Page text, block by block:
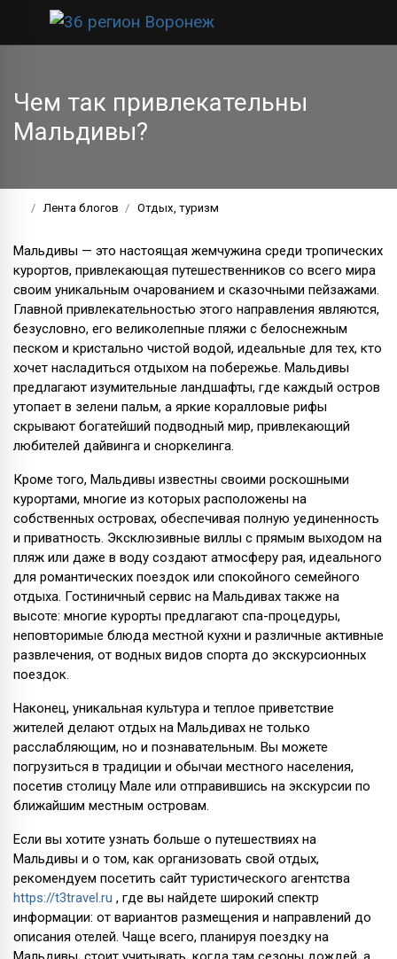
Чем так привлекательны
Мальдивы?
Лента блогов Отдых, туризм
Мальдивы — это настоящая жемчужина среди тропических
курортов, привлекающая путешественников со всего мира
своим уникальным очарованием и сказочными пейзажами.
Главной привлекательностью этого направления являются,
безусловно, его великолепные пляжи с белоснежным
песком и кристально чистой водой, идеальные для тех, кто
хочет насладиться отдыхом на побережье. Мальдивы
предлагают изумительные ландшафты, где каждый остров
утопает в зелени пальм, а яркие коралловые рифы
скрывают богатейший подводный мир, привлекающий
любителей дайвинга и сноркелинга.
Кроме того, Мальдивы известны своими роскошными
курортами, многие из которых расположены на
собственных островах, обеспечивая полную уединенность
и приватность. Эксклюзивные виллы с прямым выходом на
пляж или даже в воду создают атмосферу рая, идеального
для романтических поездок или спокойного семейного
отдыха. Гостиничный сервис на Мальдивах также на
высоте: многие курорты предлагают спа-процедуры,
неповторимые блюда местной кухни и различные активные
развлечения, от водных видов спорта до экскурсионных
поездок.
Наконец, уникальная культура и теплое приветствие
жителей делают отдых на Мальдивах не только
расслабляющим, но и познавательным. Вы можете
погрузиться в традиции и обычаи местного населения,
посетив столицу Мале или отправившись на экскурсии по
ближайшим местным островам.
Если вы хотите узнать больше о путешествиях на
Мальдивы и о том, как организовать свой отдых,
рекомендуем посетить сайт туристического агентства
https://t3travel.ru , где вы найдете широкий спектр
информации: от вариантов размещения и направлений до
описания отелей. Чаще всего, планируя поездку на